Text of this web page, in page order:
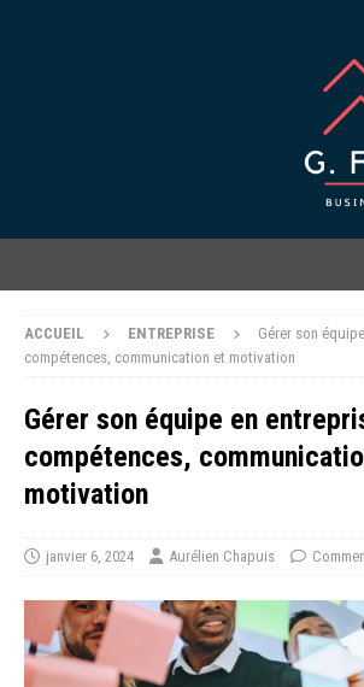
ACCUEIL ENTREPRISE
Gérer son
compétences, communication et motivation
Gérer son équipe en
compétences,
motivation
janvier 6, 2024 Aurélien Chapuis